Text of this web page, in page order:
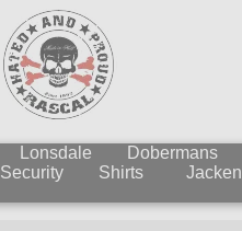
Lonsdale Dobermans
Security Shirts Jacken